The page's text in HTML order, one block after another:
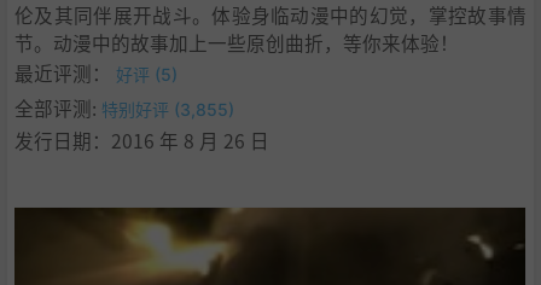
伦及其同伴展开战斗。体验身临动漫中的幻觉，掌控故事情
节。动漫中的故事加上一些原创曲折，等你来体验！
最近评测：
好评 (5)
全部评测: 特别好评 (3,855)
发行日期：2016 年 8 月 26 日